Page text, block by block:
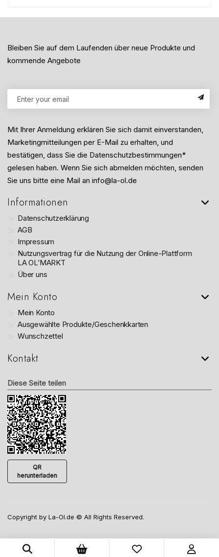
Bleiben Sie auf dem Laufenden über neue Produkte und
kommende Angebote
Mit Ihrer Anmeldung erklären Sie sich damit einverstanden,
Marketingmitteilungen per E-Mail zu erhalten, und
bestätigen, dass Sie die Datenschutzbestimmungen*
gelesen haben. Wenn Sie sich abmelden möchten, senden
Sie uns bitte eine Mail an info@la-ol.de
Informationen
Datenschutzerklärung
AGB
Impressum
Nutzungsvertrag für die Nutzung der Online-Plattform
LA OL’MARKT
Über uns
Mein Konto
Mein Konto
Ausgewählte Produkte/Geschenkkarten
Wunschzettel
Kontakt
Diese Seite teilen
QR
herunterladen
Copyright by La-Ol.de © All Rights Reserved.